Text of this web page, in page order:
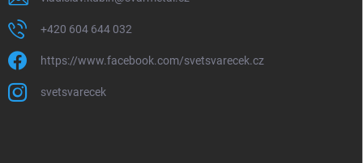
+420 604 644 032
https://www.facebook.com/svetsvarecek.cz
svetsvarecek